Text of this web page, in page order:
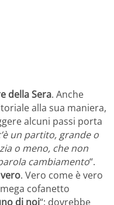
della Sera. Anche
alla sua maniera,
alcuni passi porta
un partito, grande o
o meno, che non
cambiamento“.
. Vero come è vero
cofanetto
di noi“: dovrebbe